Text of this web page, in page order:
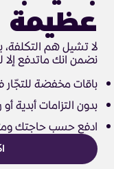
عظيمة
لا تشيل هم التكلفة،
نضمن انك ماتدفع إلا
باقات مخفضة للتجّار
بدون التزامات أبدية
ادفع حسب حاجتك